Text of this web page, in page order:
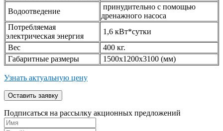
Водоотведение
принудительно с помощью
дренажного насоса
Потребляемая
электрическая энергия
1,6 кВт*сутки
Вес
400 кг.
Габаритные размеры
1500x1200x3100 (мм)
Узнать актуальную цену
Подписаться на рассылку акционных предложений